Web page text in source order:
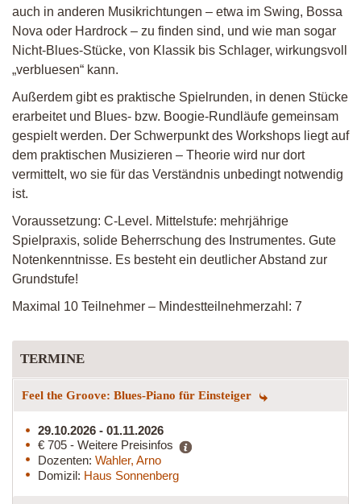
auch in anderen Musikrichtungen – etwa im Swing, Bossa
Nova oder Hardrock – zu finden sind, und wie man sogar
Nicht-Blues-Stücke, von Klassik bis Schlager, wirkungsvoll
„verbluesen“ kann.
Außerdem gibt es praktische Spielrunden, in denen Stücke
erarbeitet und Blues- bzw. Boogie-Rundläufe gemeinsam
gespielt werden. Der Schwerpunkt des Workshops liegt auf
dem praktischen Musizieren – Theorie wird nur dort
vermittelt, wo sie für das Verständnis unbedingt notwendig
ist.
Voraussetzung: C-Level. Mittelstufe: mehrjährige
Spielpraxis, solide Beherrschung des Instrumentes. Gute
Notenkenntnisse. Es besteht ein deutlicher Abstand zur
Grundstufe!
Maximal 10 Teilnehmer – Mindestteilnehmerzahl: 7
TERMINE
Feel the Groove: Blues-Piano für Einsteiger
29.10.2026 - 01.11.2026
€ 705 - Weitere Preisinfos
Dozenten: Wahler, Arno
Domizil: Haus Sonnenberg